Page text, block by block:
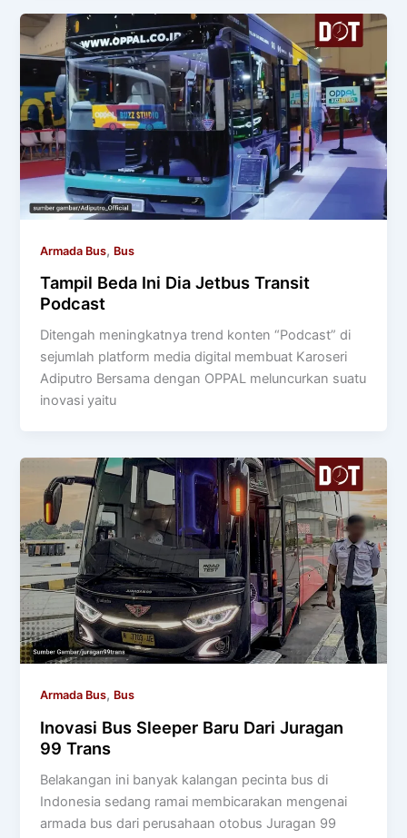
Armada Bus, Bus
Tampil Beda Ini Dia Jetbus Transit
Podcast
Ditengah meningkatnya trend konten “Podcast” di
sejumlah platform media digital membuat Karoseri
Adiputro Bersama dengan OPPAL meluncurkan suatu
inovasi yaitu
Armada Bus, Bus
Inovasi Bus Sleeper Baru Dari Juragan
99 Trans
Belakangan ini banyak kalangan pecinta bus di
Indonesia sedang ramai membicarakan mengenai
armada bus dari perusahaan otobus Juragan 99